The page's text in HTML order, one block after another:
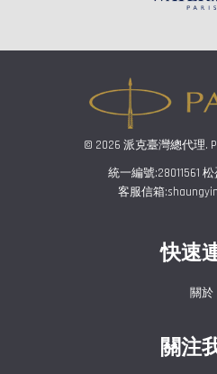
© 2026 派克臺灣總代理.
統一編號:28011561
客服信箱
快速
關於
關注